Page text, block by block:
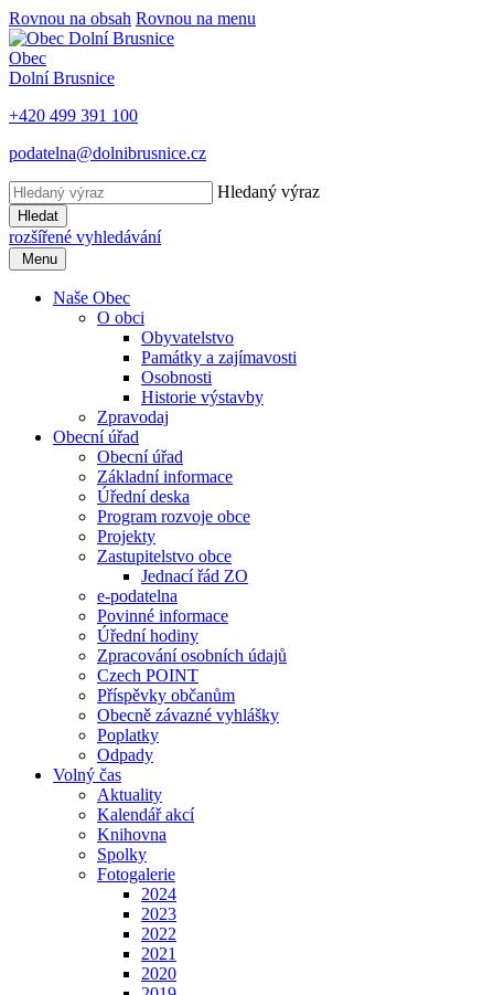
Rovnou na obsah Rovnou na menu
Obec
Dolní Brusnice
+420 499 391 100
podatelna@dolnibrusnice.cz
Hledaný výraz
Hledat
rozšířené vyhledávání
Menu
Naše Obec
O obci
Obyvatelstvo
Památky a zajímavosti
Osobnosti
Historie výstavby
Zpravodaj
Obecní úřad
Obecní úřad
Základní informace
Úřední deska
Program rozvoje obce
Projekty
Zastupitelstvo obce
Jednací řád ZO
e-podatelna
Povinné informace
Úřední hodiny
Zpracování osobních údajů
Czech POINT
Příspěvky občanům
Obecně závazné vyhlášky
Poplatky
Odpady
Volný čas
Aktuality
Kalendář akcí
Knihovna
Spolky
Fotogalerie
2024
2023
2022
2021
2020